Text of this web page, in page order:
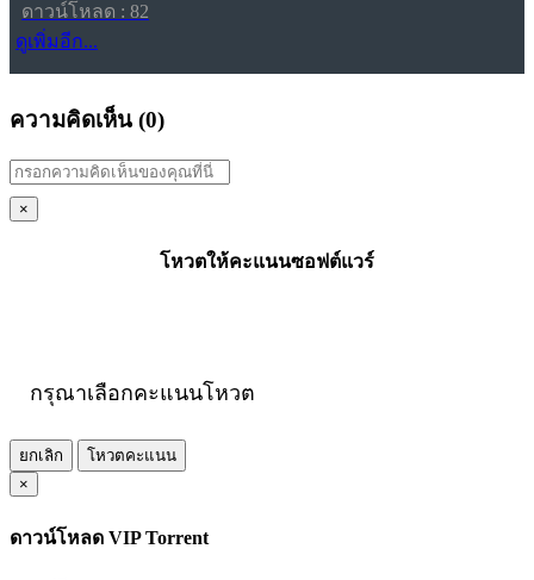
ดาวน์โหลด : 82
ดูเพิ่มอีก...
ความคิดเห็น (0)
×
โหวตให้คะแนนซอฟต์แวร์
กรุณาเลือกคะแนนโหวต
ยกเลิก
โหวตคะแนน
×
ดาวน์โหลด VIP Torrent